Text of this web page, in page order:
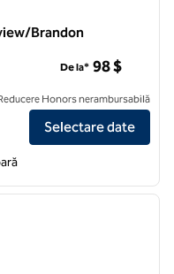
Brandon
Garden Inn Tampa/
De la* 98 $
Honors nerambursabilă
Selectare date